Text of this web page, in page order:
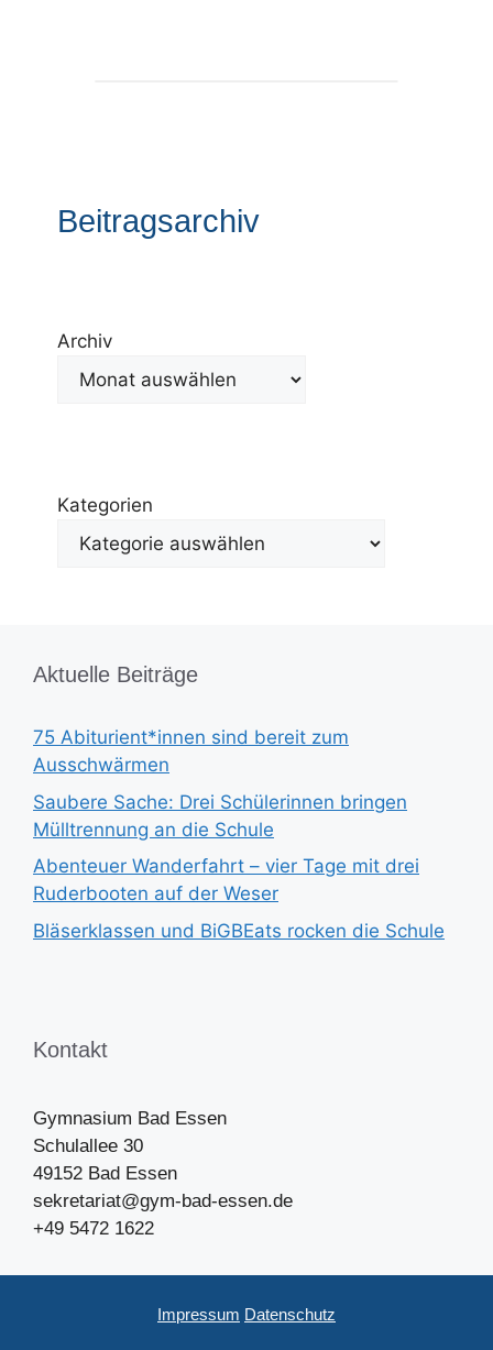
Beitragsarchiv
Archiv
Kategorien
Aktuelle Beiträge
75 Abiturient*innen sind bereit zum
Ausschwärmen
Saubere Sache: Drei Schülerinnen bringen
Mülltrennung an die Schule
Abenteuer Wanderfahrt – vier Tage mit drei
Ruderbooten auf der Weser
Bläserklassen und BiGBEats rocken die Schule
Kontakt
Gymnasium Bad Essen
Schulallee 30
49152 Bad Essen
sekretariat@gym-bad-essen.de
+49 5472 1622
Impressum Datenschutz